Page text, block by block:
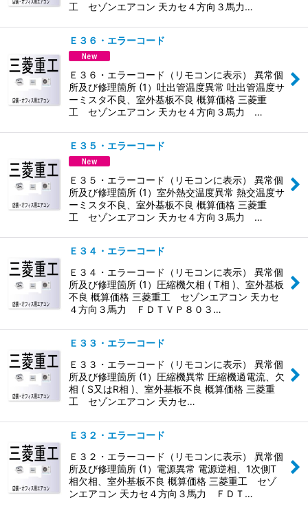
工 セゾンエアコン 天カセ４方向３馬力…
Ｅ３６・エラーコード
Ｅ３６・エラーコード（リモコンに表示） 異常個
所及び修理箇所 (1）吐出管温度異常 吐出管温度サ
ーミスタ不良、室外基板不良 概算価格 三菱重
工 セゾンエアコン 天カセ４方向３馬力 …
Ｅ３５・エラーコード
Ｅ３５・エラーコード（リモコンに表示） 異常個
所及び修理箇所 (1）室外熱交温度異常 熱交温度サ
ーミスタ不良、室外基板不良 概算価格 三菱重
工 セゾンエアコン 天カセ４方向３馬力 …
Ｅ３４・エラーコード
Ｅ３４・エラーコード（リモコンに表示） 異常個
所及び修理箇所 (1）圧縮機欠相 ( T相 )、室外基板
不良 概算価格 三菱重工 セゾンエアコン 天カセ
４方向３馬力 ＦＤＴＶＰ８０３…
Ｅ３３・エラーコード
Ｅ３３・エラーコード（リモコンに表示） 異常個
所及び修理箇所 (1）圧縮機異常 圧縮機過電流、欠
相 ( S又はR相 )、室外基板不良 概算価格 三菱重
工 セゾンエアコン 天カセ…
Ｅ３２・エラーコード
Ｅ３２・エラーコード（リモコンに表示） 異常個
所及び修理箇所 (1）電源異常 電源逆相、1次側T
相欠相、室外基板不良 概算価格 三菱重工 セゾ
ンエアコン 天カセ４方向３馬力 ＦＤＴ…